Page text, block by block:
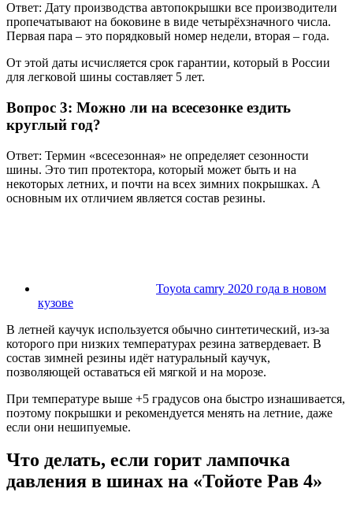
Ответ: Дату производства автопокрышки все производители
пропечатывают на боковине в виде четырёхзначного числа.
Первая пара – это порядковый номер недели, вторая – года.
От этой даты исчисляется срок гарантии, который в России
для легковой шины составляет 5 лет.
Вопрос 3: Можно ли на всесезонке ездить
круглый год?
Ответ: Термин «всесезонная» не определяет сезонности
шины. Это тип протектора, который может быть и на
некоторых летних, и почти на всех зимних покрышках. А
основным их отличием является состав резины.
Toyota camry 2020 года в новом
кузове
В летней каучук используется обычно синтетический, из-за
которого при низких температурах резина затвердевает. В
состав зимней резины идёт натуральный каучук,
позволяющей оставаться ей мягкой и на морозе.
При температуре выше +5 градусов она быстро изнашивается,
поэтому покрышки и рекомендуется менять на летние, даже
если они нешипуемые.
Что делать, если горит лампочка
давления в шинах на «Тойоте Рав 4»